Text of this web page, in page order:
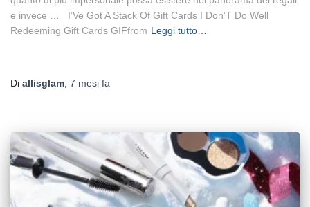
e invece … I’Ve Got A Stack Of Gift Cards I Don’T Do Well
Redeeming Gift Cards GIFfrom Leggi tutto…
Di allisglam 7 mesi fa